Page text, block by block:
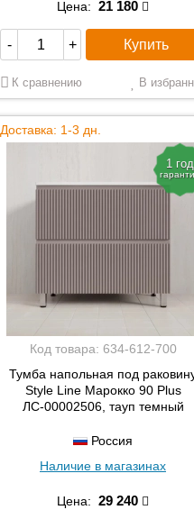
Цена: 21 180
- + Купить
К сравнению В
Доставка: 1-3 дн.
1 год
Код товара: 634-612-700
Тумба напольная под
Style Line Марокко 90 Plus
ЛС-00002506, тауп темный
Россия
Наличие в магазинах
Цена: 29 240